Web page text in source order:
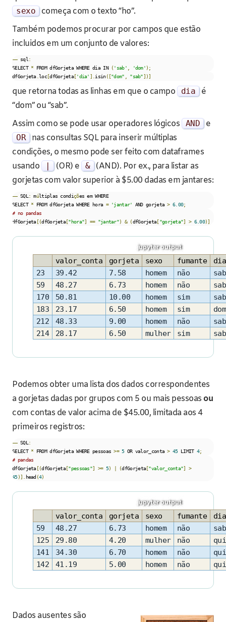
sexo
começa com o texto “ho”.
Também podemos procurar por campos que estão
incluidos em um conjunto de valores:
–– sql :
SELECT * FROM dfGorjeta WHERE dia IN ('sab' 'dom' );
dfGorjeta.loc[dfGorjeta['dia' ]. isin(["dom" "sab"])]
que retorna todas as linhas em que o campo dia
é
“dom” ou “sab”.
Assim como se pode usar operadores lógicos
AND e
OR
nas consultas SQL para inserir múltiplas
condições, o mesmo pode ser feito com dataframes
usando
(OR) e &
(AND). Por ex., para listar as
gorjetas com valor superior à $5.00 dadas em jantares:
–– SQL : múltiplas condições em WHERE
SELECT * FROM dfGorjeta WHERE hora = 'jantar' AND gorjeta > 6.00;
# no pandas
dfGorjeta[(dfGorjeta["hora"] == "jantar") & (dfGorjeta["gorjeta"] > 6.00)]
valor_conta gorjeta sexo fumante
dia
23
39.42 7.58 homem não
sab
59
48.27 6.73 homem não
sab
170
50.81 10.00 homem sim
sab
183
23.17 6.50 homem sim
dom
212
48.33 9.00 homem não
sab
214
28.17 6.50 mulher sim sab
Podemos obter uma lista dos dados correspondentes
a gorjetas dadas por grupos com 5 ou mais pessoas ou
com contas de valor acima de $45.00, limitada aos 4
primeiros registros:
–– SQL :
SELECT * FROM dfGorjeta WHERE pessoas >= 5 OR valor_conta > 45 LIMIT 4;
# pandas
dfGorjeta[(dfGorjeta["pessoas"] >= 5) (dfGorjeta["valor_conta"]
>
45)]. head (4)
valor_conta gorjeta sexo fumante
dia
59
48.27 6.73 homem não
sab
125
29.80 4.20 mulher não
qui
141
34.30 6.70 homem não
qui
142
41.19 5.00 homem não qui
Dados ausentes são